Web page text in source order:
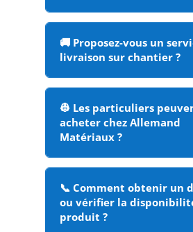
🚚 Proposez-vous un
livraison sur chantier ?
👷 Les particuliers
acheter chez Allemand
Matériaux ?
📞 Comment obtenir un
ou vérifier la
produit ?